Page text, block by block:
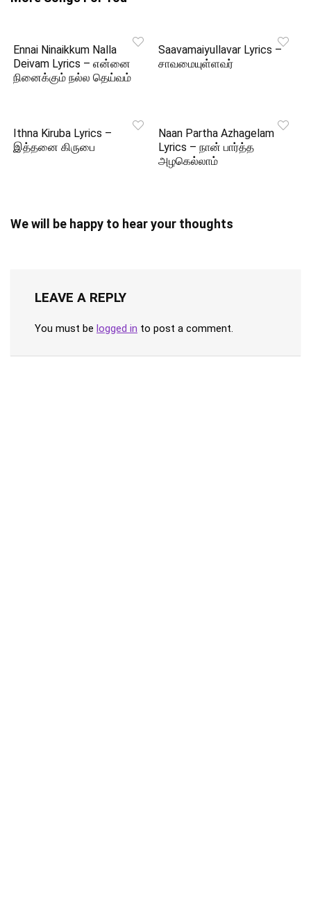
Ennai Ninaikkum Nalla
Deivam Lyrics – என்னை
நினைக்கும் நல்ல தெய்வம்
Saavamaiyullavar Lyrics –
சாவமையுள்ளவர்
Ithna Kiruba Lyrics –
இத்தனை கிருபை
Naan Partha Azhagelam
Lyrics – நான் பார்த்த
அழகெல்லாம்
We will be happy to hear your thoughts
LEAVE A REPLY
You must be logged in to post a comment.